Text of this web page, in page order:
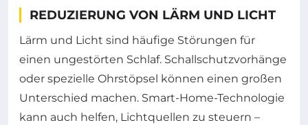
REDUZIERUNG VON LÄRM UND LICHT
Lärm und Licht sind häufige Störungen für
einen ungestörten Schlaf. Schallschutzvorhänge
oder spezielle Ohrstöpsel können einen großen
Unterschied machen. Smart-Home-Technologie
kann auch helfen, Lichtquellen zu steuern –